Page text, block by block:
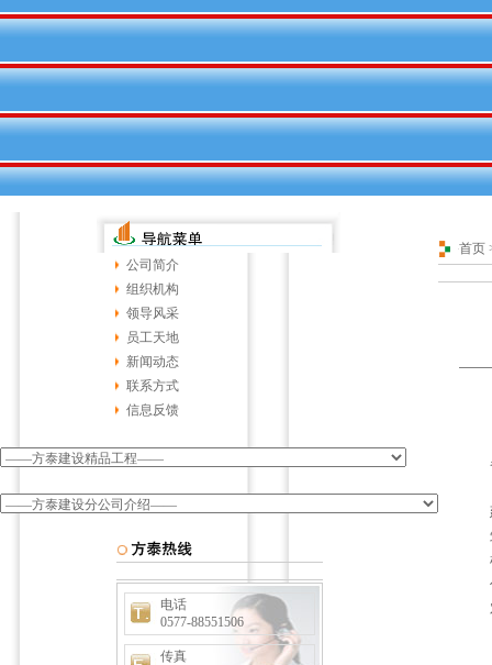
公司简介
组织机构
领导风采
员工天地
新闻动态
联系方式
信息反馈
电话
0577-88551506
传真
首页